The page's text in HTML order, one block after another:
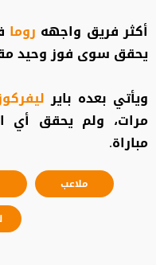
أكثر فريق واجهه روما
يحقق سوى فوز وحيد مقابل 3
ويأتي بعده باير
مرات، ولم يحقق أي
مباراة.
ملاعب